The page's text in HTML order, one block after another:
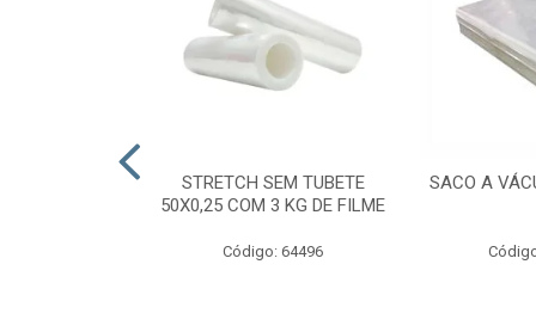
STRETCH SEM TUBETE
50X0,25 COM 3 KG DE FILME
Código: 64496
SACO A